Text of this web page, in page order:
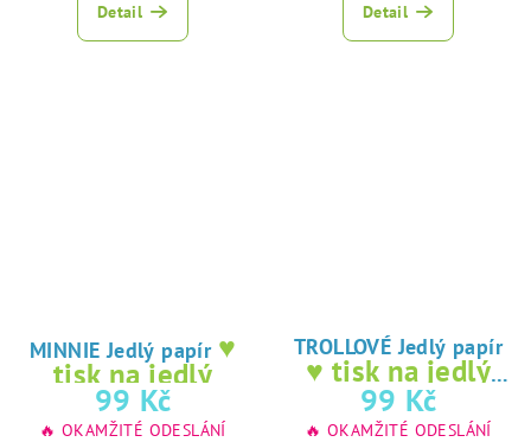
Detail Detail
MINNIE Jedlý papír ♥
tisk na jedlý
papír
99 Kč
🔥 OKAMŽITÉ ODESLÁNÍ
TROLLOVÉ Jedlý papír
♥ tisk na jedlý
papír
99 Kč
🔥 OKAMŽITÉ ODESLÁNÍ